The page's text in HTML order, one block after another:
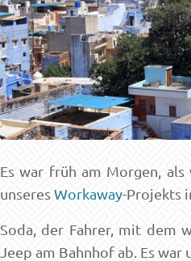
Es war früh am Morgen,
unseresWorkaway-Projekts
Soda, der Fahrer, mit dem
Jeep am Bahnhof ab. Es